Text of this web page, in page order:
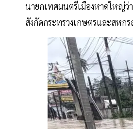
นายกเทศมนตรีเมืองหาดใหญ่ว่
สังกัดกระทรวงเกษตรและสหก